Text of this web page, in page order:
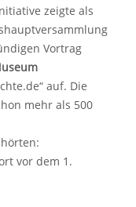
zeigte als
Vortrag
auf. Die
mehr als 500
vor dem 1.